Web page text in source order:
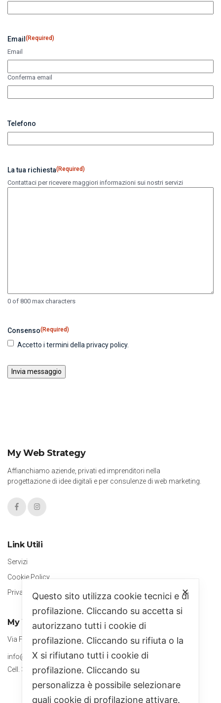
Email (Required)
Email
Conferma email
Telefono
La tua richiesta(Required)
Contattaci per ricevere maggiori informazioni sui nostri servizi
0 of 800 max characters
Consenso(Required)
Accetto i termini della privacy policy.
My Web Strategy
Affianchiamo aziende, privati ed imprenditori nella
progettazione di idee digitali e per consulenze di web marketing.
Link Utili
Servizi
Cookie Policy
Privacy Policy
My Web Strategy
Via Fabbrica, Ceraso (SA)
info@mywebstrategy.it
Cell. 351 8782551
✕
Questo sito utilizza cookie tecnici e di
profilazione. Cliccando su accetta si
autorizzano tutti i cookie di
profilazione. Cliccando su rifiuta o la
X si rifiutano tutti i cookie di
profilazione. Cliccando su
personalizza è possibile selezionare
quali cookie di profilazione attivare.